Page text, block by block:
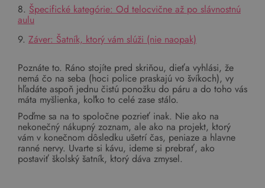
8. Špecifické kategórie: Od telocvične až po slávnostnú
aulu
9. Záver: Šatník, ktorý vám slúži (nie naopak)
Poznáte to. Ráno stojíte pred skriňou, dieťa vyhlási, že
nemá čo na seba (hoci police praskajú vo švíkoch), vy
hľadáte aspoň jednu čistú ponožku do páru a do toho vás
máta myšlienka, koľko to celé zase stálo.
Poďme sa na to spoločne pozrieť inak. Nie ako na
nekonečný nákupný zoznam, ale ako na projekt, ktorý
vám v konečnom dôsledku ušetrí čas, peniaze a hlavne
ranné nervy. Uvarte si kávu, ideme si prebrať, ako
postaviť školský šatník, ktorý dáva zmysel.